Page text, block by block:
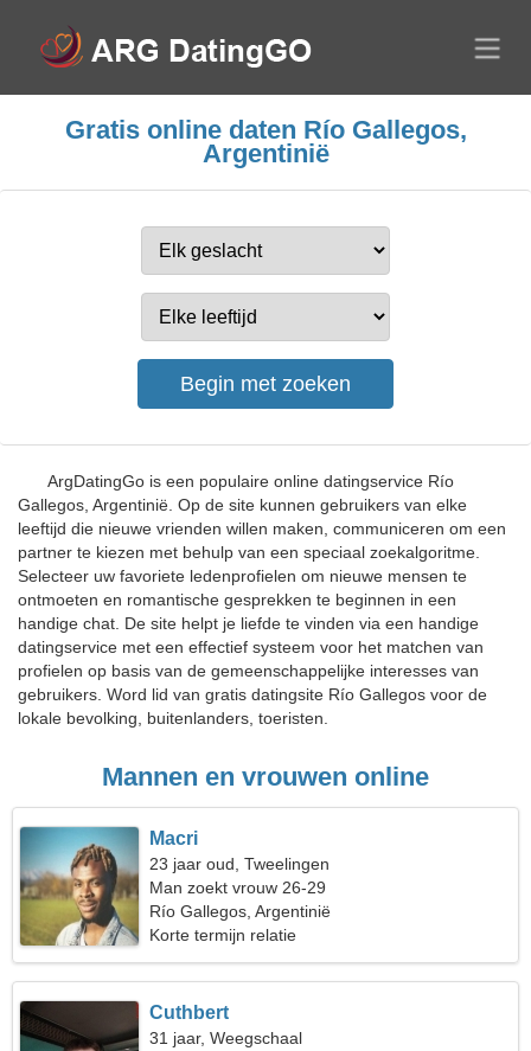
Gratis online daten Río Gallegos,
Argentinië
ArgDatingGo is een populaire online datingservice Río
Gallegos, Argentinië. Op de site kunnen gebruikers van elke
leeftijd die nieuwe vrienden willen maken, communiceren om een
partner te kiezen met behulp van een speciaal zoekalgoritme.
Selecteer uw favoriete ledenprofielen om nieuwe mensen te
ontmoeten en romantische gesprekken te beginnen in een
handige chat. De site helpt je liefde te vinden via een handige
datingservice met een effectief systeem voor het matchen van
profielen op basis van de gemeenschappelijke interesses van
gebruikers. Word lid van gratis datingsite Río Gallegos voor de
lokale bevolking, buitenlanders, toeristen.
Mannen en vrouwen online
Macri
23 jaar oud, Tweelingen
Man zoekt vrouw 26-29
Río Gallegos, Argentinië
Korte termijn relatie
Cuthbert
31 jaar, Weegschaal